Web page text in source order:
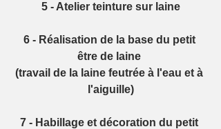
5 - Atelier teinture sur laine
6 - Réalisation de la base du petit
être de laine
(travail de la laine feutrée à l'eau et à
l'aiguille)
7 - Habillage et décoration du petit